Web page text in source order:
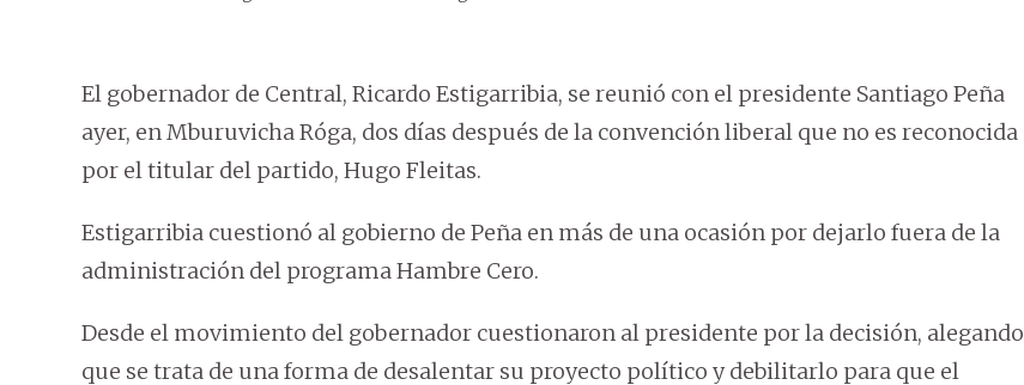
El gobernador de Central, Ricardo Estigarribia, se reunió con el presidente Santiago Peña
ayer, en Mburuvicha Róga, dos días después de la convención liberal que no es reconocida
por el titular del partido, Hugo Fleitas.
Estigarribia cuestionó al gobierno de Peña en más de una ocasión por dejarlo fuera de la
administración del programa Hambre Cero.
Desde el movimiento del gobernador cuestionaron al presidente por la decisión, alegando
que se trata de una forma de desalentar su proyecto político y debilitarlo para que el